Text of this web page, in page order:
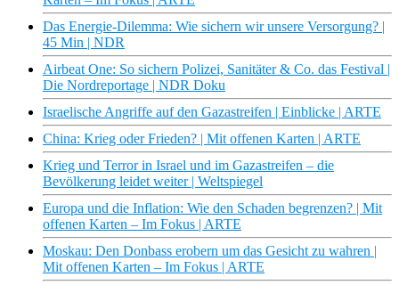
Das Energie-Dilemma: Wie sichern wir unsere Versorgung? |
45 Min | NDR
Airbeat One: So sichern Polizei, Sanitäter & Co. das Festival |
Die Nordreportage | NDR Doku
Israelische Angriffe auf den Gazastreifen | Einblicke | ARTE
China: Krieg oder Frieden? | Mit offenen Karten | ARTE
Krieg und Terror in Israel und im Gazastreifen – die
Bevölkerung leidet weiter | Weltspiegel
Europa und die Inflation: Wie den Schaden begrenzen? | Mit
offenen Karten – Im Fokus | ARTE
Moskau: Den Donbass erobern um das Gesicht zu wahren |
Mit offenen Karten – Im Fokus | ARTE